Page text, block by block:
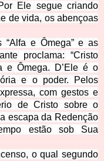
Ele segue criando
de vida, os abençoas
e Ômega” e as
proclama: “Cristo
e Ômega. D’Ele é o
e o poder. Pelos
com gestos e
de Cristo sobre o
escapa da Redenção
estão sob Sua
o qual segundo